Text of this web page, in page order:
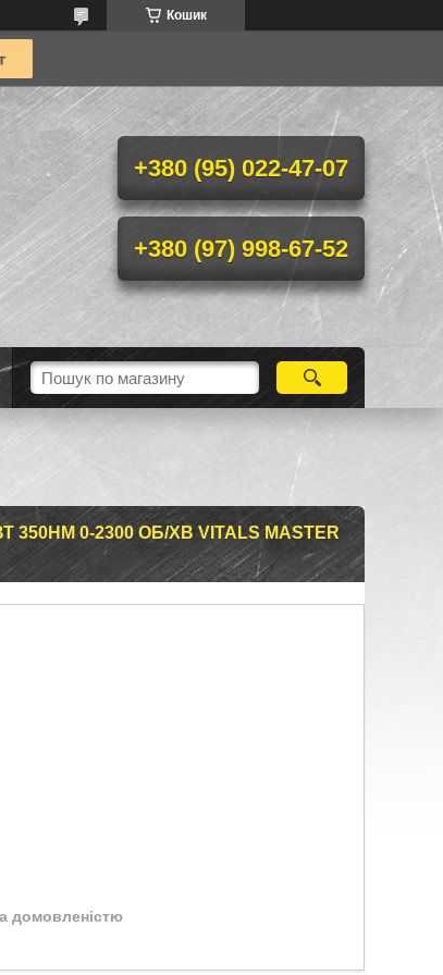
Кошик
+380 (95) 022-47-07
+380 (97) 998-67-52
0-2300 ОБ/ХВ VITALS MASTER
домовленістю